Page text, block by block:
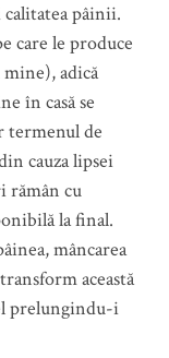
pâinii.
care le produce
adică
în casă se
termenul de
cauza lipsei
rămân cu
la final.
mâncarea
această
prelungindu-i